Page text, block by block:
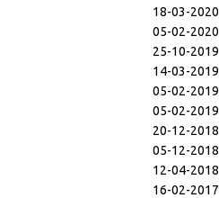
18-03-2020
05-02-2020
25-10-2019
14-03-2019
05-02-2019
05-02-2019
20-12-2018
05-12-2018
12-04-2018
16-02-2017